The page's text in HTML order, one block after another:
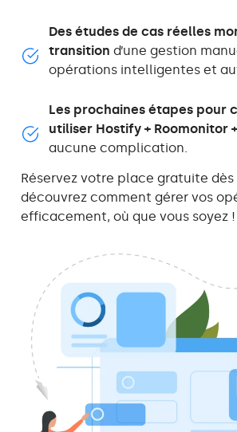
Des études de cas réelles
transition d’une gestion
opérations intelligentes et
Les prochaines étapes pour
utiliser Hostify + Roomonitor
aucune complication.
Réservez votre place gratuite dès
découvrez comment gérer vos
efficacement, où que vous soyez !